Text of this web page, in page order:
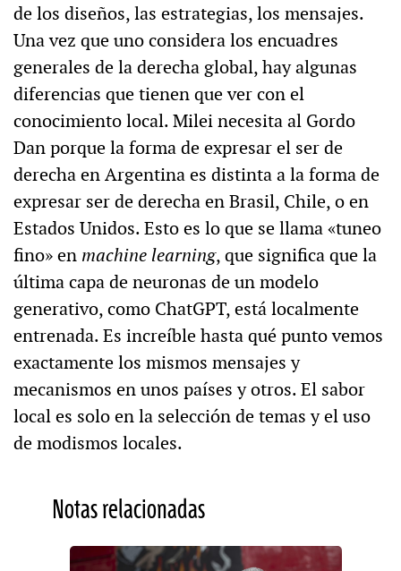
de los diseños, las estrategias, los mensajes.
Una vez que uno considera los encuadres
generales de la derecha global, hay algunas
diferencias que tienen que ver con el
conocimiento local. Milei necesita al Gordo
Dan porque la forma de expresar el ser de
derecha en Argentina es distinta a la forma de
expresar ser de derecha en Brasil, Chile, o en
Estados Unidos. Esto es lo que se llama «tuneo
fino» en machine learning, que significa que la
última capa de neuronas de un modelo
generativo, como ChatGPT, está localmente
entrenada. Es increíble hasta qué punto vemos
exactamente los mismos mensajes y
mecanismos en unos países y otros. El sabor
local es solo en la selección de temas y el uso
de modismos locales.
Notas relacionadas